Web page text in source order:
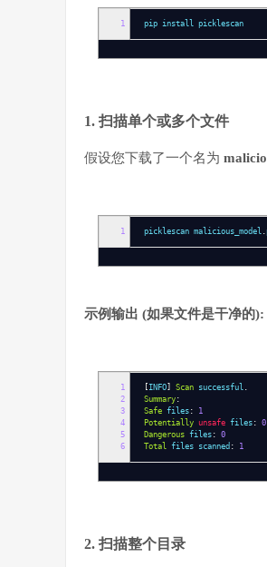
1 pip install picklescan
1. 扫描单个或多个文件
假设您下载了一个名为
1 picklescan malicious_model .
示例输出 (如果文件是干净的):
1
2
3
4
5
6
[ INFO] Scan successful .
Summary :
Safe files :
1
Potentially unsafe files : 0
Dangerous files : 0
Total files scanned : 1
2. 扫描整个目录